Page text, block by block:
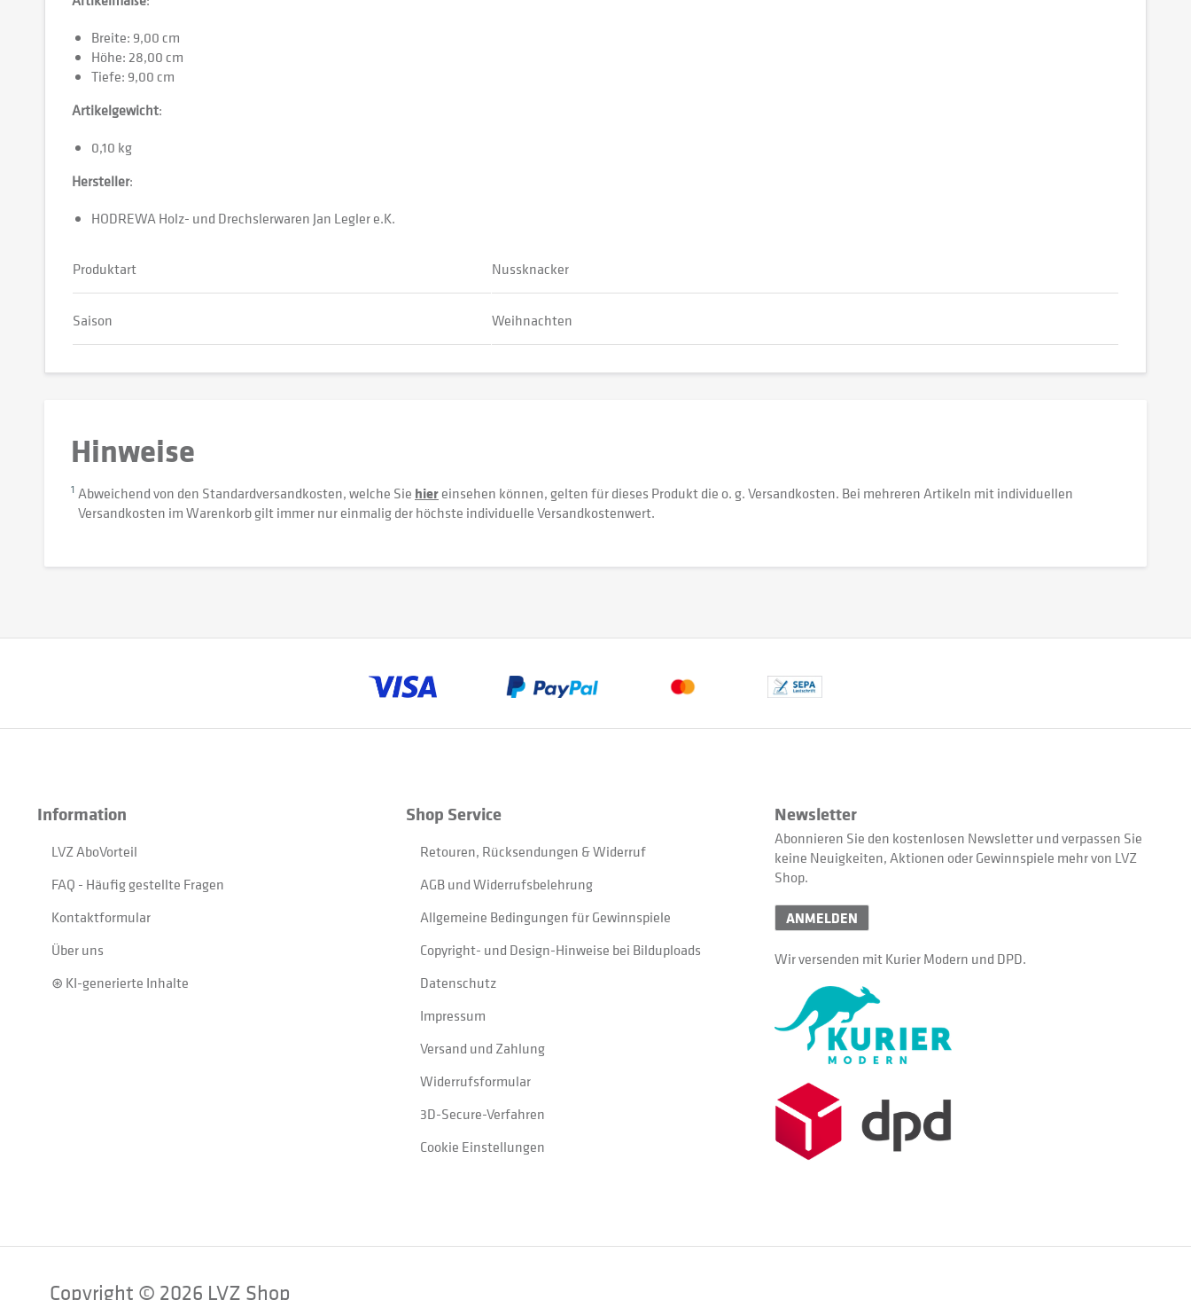
Breite: 9,00 cm
Höhe: 28,00 cm
Tiefe: 9,00 cm
Artikelgewicht:
0,10 kg
Hersteller:
HODREWA Holz- und Drechslerwaren Jan Legler e.K.
Produktart Nussknacker
Saison Weihnachten
Hinweise
1 Abweichend von den Standardversandkosten, welche Sie hiereinsehen können, gelten für dieses Produkt die o. g. Versandkosten. Bei mehreren Artikeln mit individuellen
Versandkosten im Warenkorb gilt immer nur einmalig der höchste individuelle Versandkostenwert.
Information
LVZ AboVorteil
FAQ - Häufig gestellte Fragen
Kontaktformular
Über uns
⊛ KI-generierte Inhalte
Shop Service
Retouren, Rücksendungen & Widerruf
AGB und Widerrufsbelehrung
Allgemeine Bedingungen für Gewinnspiele
Copyright- und Design-Hinweise bei Bilduploads
Datenschutz
Impressum
Versand und Zahlung
Widerrufsformular
3D-Secure-Verfahren
Cookie Einstellungen
Newsletter
Abonnieren Sie den kostenlosen Newsletter und verpassen Sie
keine Neuigkeiten, Aktionen oder Gewinnspiele mehr von LVZ
Shop.
ANMELDEN
Wir versenden mit Kurier Modern und DPD.
Copyright © 2026 LVZ Shop